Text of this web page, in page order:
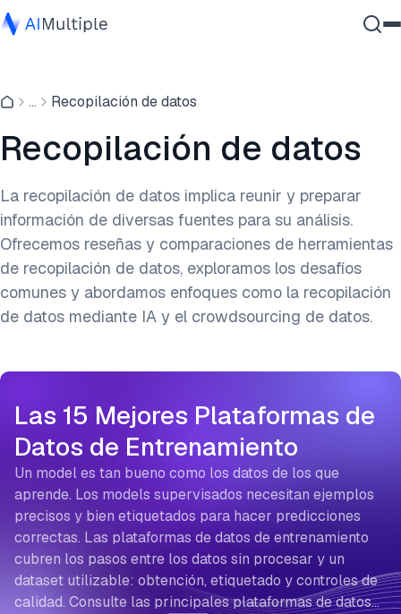
Ciberseguridad
Software empresarial
Contáctanos
... Recopilación de datos
Recopilación de datos
La recopilación de datos implica reunir y preparar
información de diversas fuentes para su análisis.
Ofrecemos reseñas y comparaciones de herramientas
de recopilación de datos, exploramos los desafíos
comunes y abordamos enfoques como la recopilación
de datos mediante IA y el crowdsourcing de datos.
Las 15 Mejores Plataformas de
Datos de Entrenamiento
Un model es tan bueno como los datos de los que
aprende. Los models supervisados necesitan ejemplos
precisos y bien etiquetados para hacer predicciones
correctas. Las plataformas de datos de entrenamiento
cubren los pasos entre los datos sin procesar y un
dataset utilizable: obtención, etiquetado y controles de
calidad. Consulte las principales plataformas de datos…